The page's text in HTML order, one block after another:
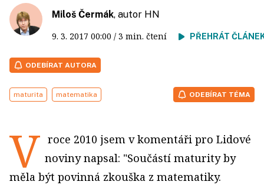
Miloš Čermák, autor HN
9. 3. 2017 00:00 / 3 min. čtení PŘEHRÁT
ODEBÍRAT AUTORA
maturita matematika ODEBÍRAT TÉMA
V roce 2010 jsem v komentáři pro Lidové
noviny napsal: "Součástí maturity by
měla být povinná zkouška z matematiky.